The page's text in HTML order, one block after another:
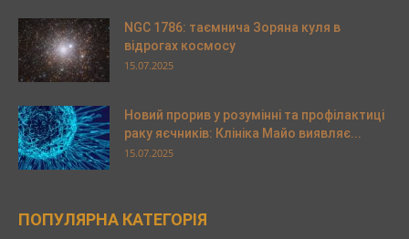
NGC 1786: таємнича Зоряна куля в
відрогах космосу
15.07.2025
Новий прорив у розумінні та профілактиці
раку яєчників: Клініка Майо виявляє...
15.07.2025
ПОПУЛЯРНА КАТЕГОРІЯ